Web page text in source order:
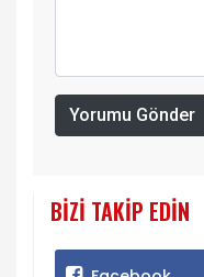
Yorumu Gönder
BIZI TAKIP EDIN